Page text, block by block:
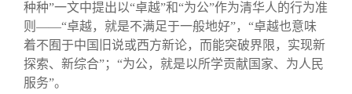
种种”一文中提出以“卓越”和“为公”作为清华人的行为准
则——“卓越，就是不满足于一般地好”，“卓越也意味
着不囿于中国旧说或西方新论，而能突破界限，实现新
探索、新综合”；“为公，就是以所学贡献国家、为人民
服务”。